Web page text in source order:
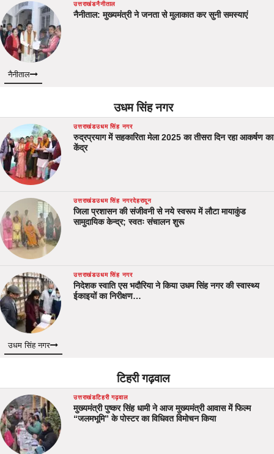
उत्तराखंडनैनीताल
नैनीताल: मुख्यमंत्री ने जनता से मुलाकात कर सुनी समस्याएं
नैनीताल
उधम सिंह नगर
उत्तराखंडउधम सिंह नगर
रुद्रप्रयाग में सहकारिता मेला 2025 का तीसरा दिन रहा आकर्षण का
केंद्र
उत्तराखंडउधम सिंह नगरदेहरादून
जिला प्रशासन की संजीवनी से नये स्वरूप में लौटा मायाकुंड
सामुदायिक केन्द्र; स्वतः संचालन शुरू
उत्तराखंडउधम सिंह नगर
निदेशक स्वाति एस भदौरिया ने किया उधम सिंह नगर की स्वास्थ्य
ईकाइयों का निरीक्षण…
उधम सिंह नगर
टिहरी गढ़वाल
उत्तराखंडटिहरी गढ़वाल
मुख्यमंत्री पुष्कर सिंह धामी ने आज मुख्यमंत्री आवास में फिल्म
“जलमभूमि” के पोस्टर का विधिवत विमोचन किया